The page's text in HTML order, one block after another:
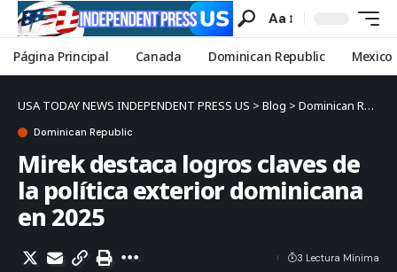
Aa
Página Principal Canada Dominican Republic Mexico
USA TODAY NEWS INDEPENDENT PRESS US > Blog > Dominican Republic
Dominican Republic
Mirek destaca logros claves de
la política exterior dominicana
en 2025
3 Lectura Mínima